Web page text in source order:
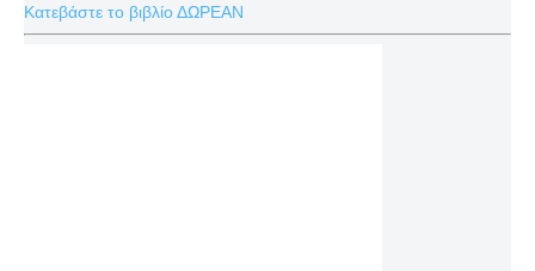
Κατεβάστε το βιβλίο ΔΩΡΕΑΝ